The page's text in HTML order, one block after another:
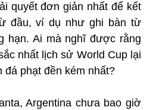
quyết đơn giản nhất để kết
đầu, ví dụ như ghi bàn từ
hạn. Ai mà nghĩ được rằng
nhất lịch sử World Cup lại
đá phạt đền kém nhất?
Argentina chưa bao giờ